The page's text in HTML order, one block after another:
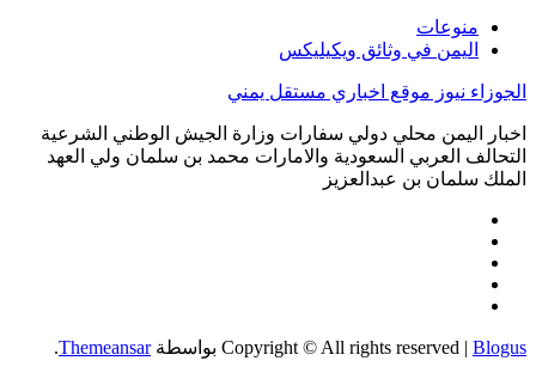
منوعات
اليمن في وثائق ويكيليكس
الجوزاء نيوز موقع اخباري مستقل يمني
اخبار اليمن محلي دولي سفارات وزارة الجيش الوطني الشرعية
التحالف العربي السعودية والامارات محمد بن سلمان ولي العهد
الملك سلمان بن عبدالعزيز
Copyright © All rights reserved | Blogus بواسطةThemeansar
.